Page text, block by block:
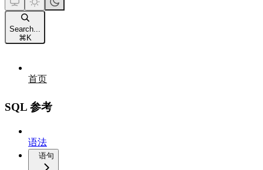
Search...
⌘ K
首页
SQL 参考
语法
语句